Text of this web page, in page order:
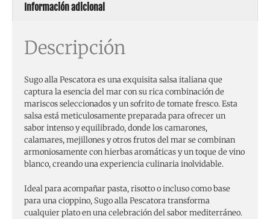
Información adicional
Descripción
Sugo alla Pescatora es una exquisita salsa italiana que
captura la esencia del mar con su rica combinación de
mariscos seleccionados y un sofrito de tomate fresco. Esta
salsa está meticulosamente preparada para ofrecer un
sabor intenso y equilibrado, donde los camarones,
calamares, mejillones y otros frutos del mar se combinan
armoniosamente con hierbas aromáticas y un toque de vino
blanco, creando una experiencia culinaria inolvidable.
Ideal para acompañar pasta, risotto o incluso como base
para una cioppino, Sugo alla Pescatora transforma
cualquier plato en una celebración del sabor mediterráneo.